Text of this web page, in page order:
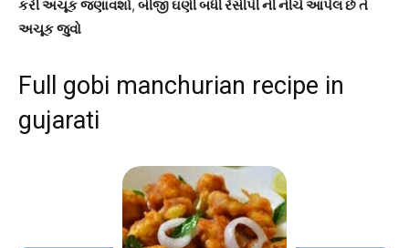
કરી અચૂક જણાવશો, બીજી ઘણી બધી રેસીપી ની નીચે આપેલ છે તે
અચૂક જુવો
Full gobi manchurian recipe in
gujarati